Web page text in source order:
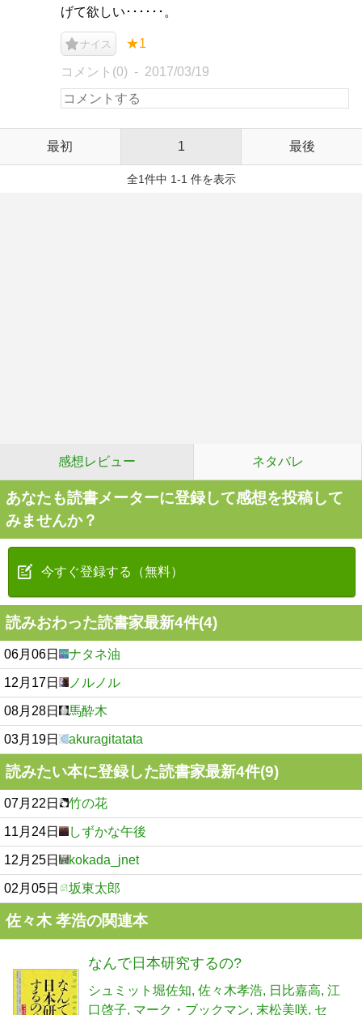
げて欲しい･･････。
ナイス ★1
コメント(0) 2017/03/19
最初 1 最後
全1件中 1-1 件を表示
感想レビュー ネタバレ
あなたも読書メーターに登録して感想を投稿して
みませんか？
今すぐ登録する（無料）
読みおわった読書家最新4件(4)
06月06日 ナタネ油
12月17日 ノルノル
08月28日 馬酔木
03月19日 akuragitatata
読みたい本に登録した読書家最新4件(9)
07月22日 竹の花
11月24日 しずかな午後
12月25日 kokada_jnet
02月05日 坂東太郎
佐々木 孝浩の関連本
なんで日本研究するの?
シュミット堀佐知 佐々木孝浩 日比嘉高 江
口啓子 マーク・ブックマン 末松美咲 セ